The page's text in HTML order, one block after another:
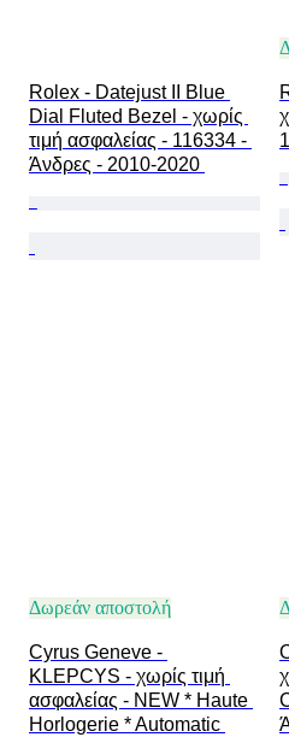
Rolex - Datejust II Blue
Dial Fluted Bezel - χωρίς
τιμή ασφαλείας - 116334 -
Άνδρες - 2010-2020
Δωρεάν αποστολή
Cyrus Geneve -
KLEPCYS - χωρίς τιμή
ασφαλείας - NEW * Haute
Horlogerie * Automatic